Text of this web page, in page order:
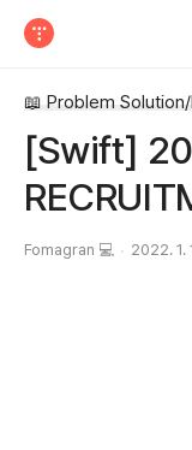
📖 Problem
[Swift]
Fomagran 💻 2022. 1.